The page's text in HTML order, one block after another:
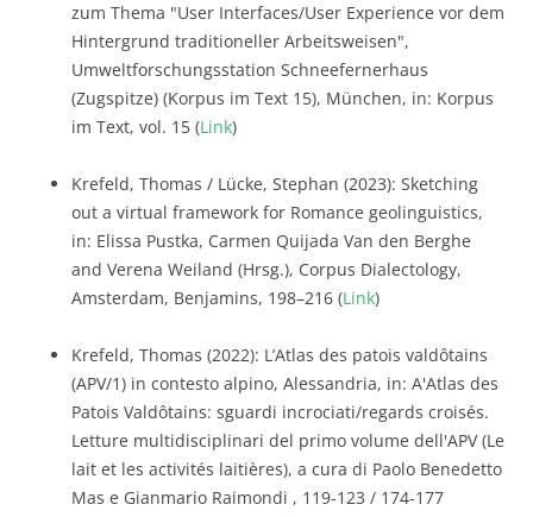
zum Thema "User Interfaces/User Experience vor dem
Hintergrund traditioneller Arbeitsweisen",
Umweltforschungsstation Schneefernerhaus
(Zugspitze) (Korpus im Text 15), München, in: Korpus
im Text, vol. 15 (Link)
Krefeld, Thomas / Lücke, Stephan (2023): Sketching
out a virtual framework for Romance geolinguistics,
in: Elissa Pustka, Carmen Quijada Van den Berghe
and Verena Weiland (Hrsg.), Corpus Dialectology,
Amsterdam, Benjamins, 198–216 (Link)
Krefeld, Thomas (2022): L’Atlas des patois valdôtains
(APV/1) in contesto alpino, Alessandria, in: A'Atlas des
Patois Valdôtains: sguardi incrociati/regards croisés.
Letture multidisciplinari del primo volume dell'APV (Le
lait et les activités laitières), a cura di Paolo Benedetto
Mas e Gianmario Raimondi , 119-123 / 174-177